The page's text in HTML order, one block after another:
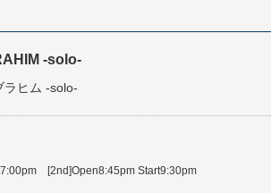
-solo-
ラヒム -solo-
[2nd]Open8:45pm Start9:30pm